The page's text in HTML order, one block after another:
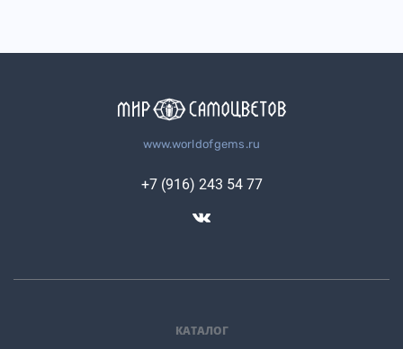
www.worldofgems.ru
КАТАЛОГ
+7 (916) 243 54 77